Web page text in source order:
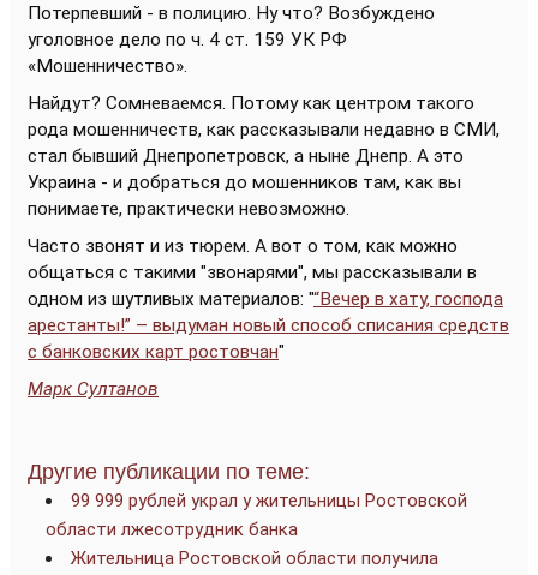
Потерпевший - в полицию. Ну что? Возбуждено
уголовное дело по ч. 4 ст. 159 УК РФ
«Мошенничество».
Найдут? Сомневаемся. Потому как центром такого
рода мошенничеств, как рассказывали недавно в СМИ,
стал бывший Днепропетровск, а ныне Днепр. А это
Украина - и добраться до мошенников там, как вы
понимаете, практически невозможно.
Часто звонят и из тюрем. А вот о том, как можно
общаться с такими "звонарями", мы рассказывали в
одном из шутливых материалов: "“Вечер в хату, господа
арестанты!” – выдуман новый способ списания средств
с банковских карт ростовчан"
Марк Султанов
Другие публикации по теме:
99 999 рублей украл у жительницы Ростовской
области лжесотрудник банка
Жительница Ростовской области получила